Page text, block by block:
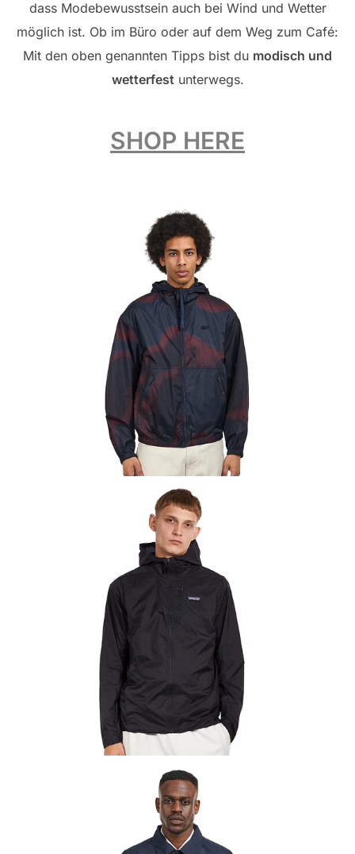
dass Modebewusstsein auch bei Wind und Wetter
möglich ist. Ob im Büro oder auf dem Weg zum Café:
Mit den oben genannten Tipps bist du modisch und
wetterfest unterwegs.
SHOP HERE